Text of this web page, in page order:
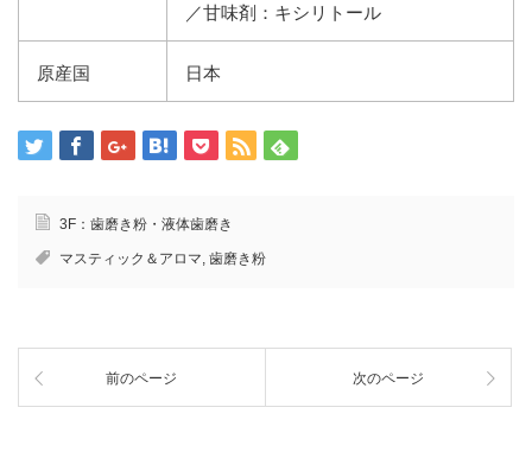
／甘味剤：キシリトール
原産国 日本
3F：歯磨き粉・液体歯磨き
マスティック＆アロマ, 歯磨き粉
前のページ 次のページ